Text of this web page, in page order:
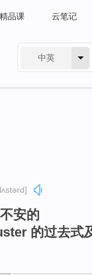
品课 云笔记
中英
安的
的过去式